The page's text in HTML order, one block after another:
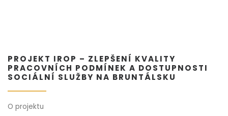
PROJEKT IROP – ZLEPŠENÍ KVALITY
PRACOVNÍCH PODMÍNEK A DOSTUPNOSTI
SOCIÁLNÍ SLUŽBY NA BRUNTÁLSKU
O projektu